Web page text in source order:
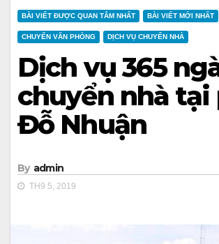
BÀI VIẾT ĐƯỢC QUAN TÂM NHẤT BÀI VIẾT MỚI NHẤT
CHUYỂN VĂN PHÒNG DỊCH VỤ CHUYỂN NHÀ
Dịch vụ 365
chuyển nhà tại
Đỗ Nhuận
By admin
TH9 5, 2019